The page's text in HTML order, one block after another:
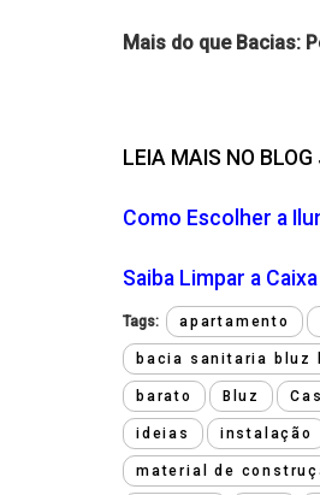
Mais do que Bacias:
LEIA MAIS NO BLOG
Como Escolher a
Saiba Limpar a
Tags: apartamento
bacia sanitaria bluz
barato Bluz
ideias instalação
material de